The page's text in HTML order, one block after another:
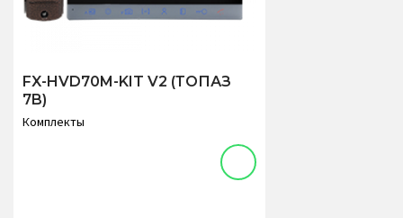
FX-HVD70M-KIT V2 (ТОПАЗ
7B)
Комплекты